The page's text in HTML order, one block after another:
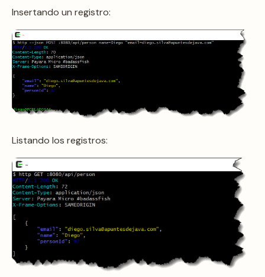
Insertando un registro:
Listando los registros: